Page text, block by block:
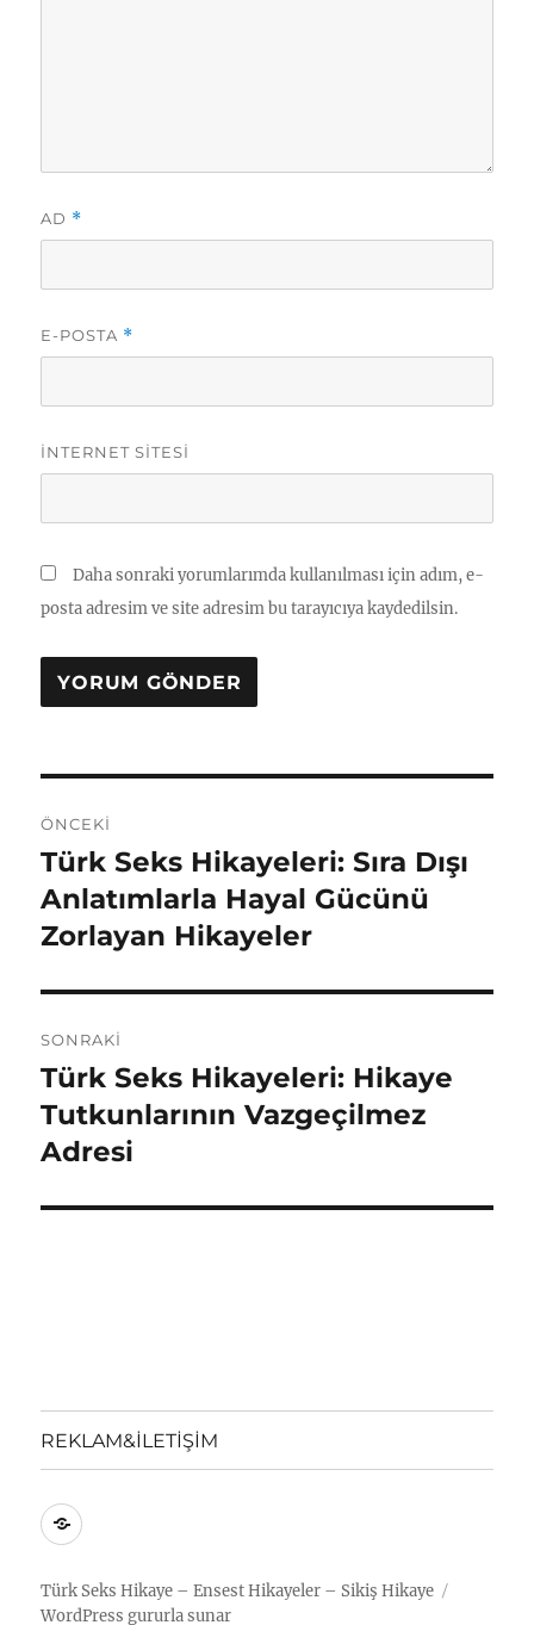
AD *
E-POSTA *
İNTERNET SITESI
Daha sonraki yorumlarımda kullanılması için adım, e-
posta adresim ve site adresim bu tarayıcıya kaydedilsin.
gezinmesi
ÖNCEKI
Önceki
yazı:
Türk Seks Hikayeleri: Sıra Dışı
Anlatımlarla Hayal Gücünü
Zorlayan Hikayeler
SONRAKI
Sonraki
yazı:
Türk Seks Hikayeleri: Hikaye
Tutkunlarının Vazgeçilmez
Adresi
REKLAM&İLETİŞİM
REKLAM&İLETİŞİM
Türk Seks Hikaye – Ensest Hikayeler – Sikiş Hikaye
WordPress gururla sunar